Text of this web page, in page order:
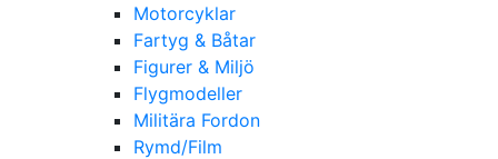
Motorcyklar
Fartyg & Båtar
Figurer & Miljö
Flygmodeller
Militära Fordon
Rymd/Film